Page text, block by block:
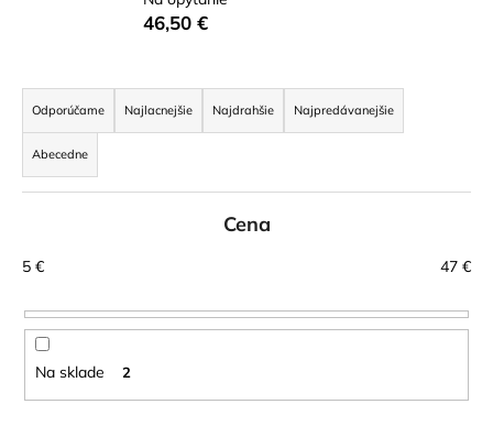
46,50 €
R
a
d
e
n
e
r
o
d
u
Odporúčame Najlacnejšie Najdrahšie Najpredávanejšie
Abecedne
Cena
5 € 47 €
Na sklade 2
HĽADAŤ
d
p
ú